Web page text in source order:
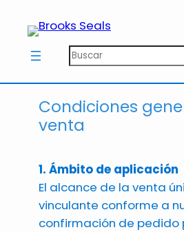
Buscar
Condiciones
venta
1. Ámbito de aplicación
El alcance de la venta
vinculante conforme a
confirmación de pedido